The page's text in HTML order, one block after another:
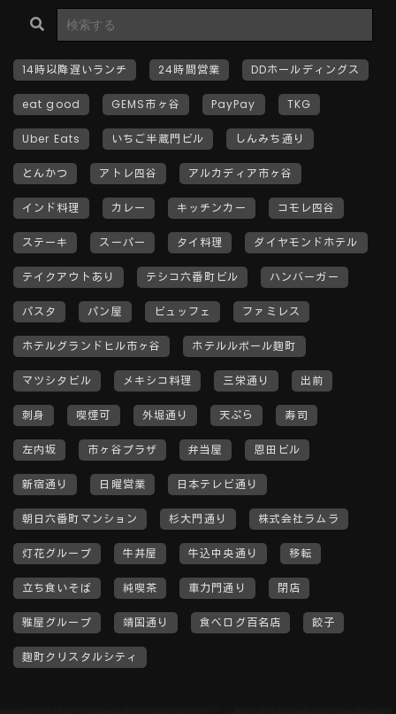
14時以降遅いランチ 24時間営業 DDホールディングス
eat good GEMS市ヶ谷 PayPay TKG
Uber Eats いちご半蔵門ビル しんみち通り
とんかつ アトレ四谷 アルカディア市ヶ谷
インド料理 カレー キッチンカー コモレ四谷
ステーキ スーパー タイ料理 ダイヤモンドホテル
テイクアウトあり テシコ六番町ビル ハンバーガー
パスタ パン屋 ビュッフェ ファミレス
ホテルグランドヒル市ヶ谷 ホテルルポール麹町
マツシタビル メキシコ料理 三栄通り 出前
刺身 喫煙可 外堀通り 天ぷら 寿司
左内坂 市ヶ谷プラザ 弁当屋 恩田ビル
新宿通り 日曜営業 日本テレビ通り
朝日六番町マンション 杉大門通り 株式会社ラムラ
灯花グループ 牛丼屋 牛込中央通り 移転
立ち食いそば 純喫茶 車力門通り 閉店
雅屋グループ 靖国通り 食べログ百名店 餃子
麹町クリスタルシティ